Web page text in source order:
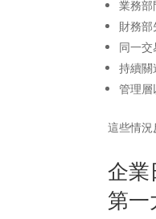
業務
財務
同一
持續
管理
這些情
企業
第